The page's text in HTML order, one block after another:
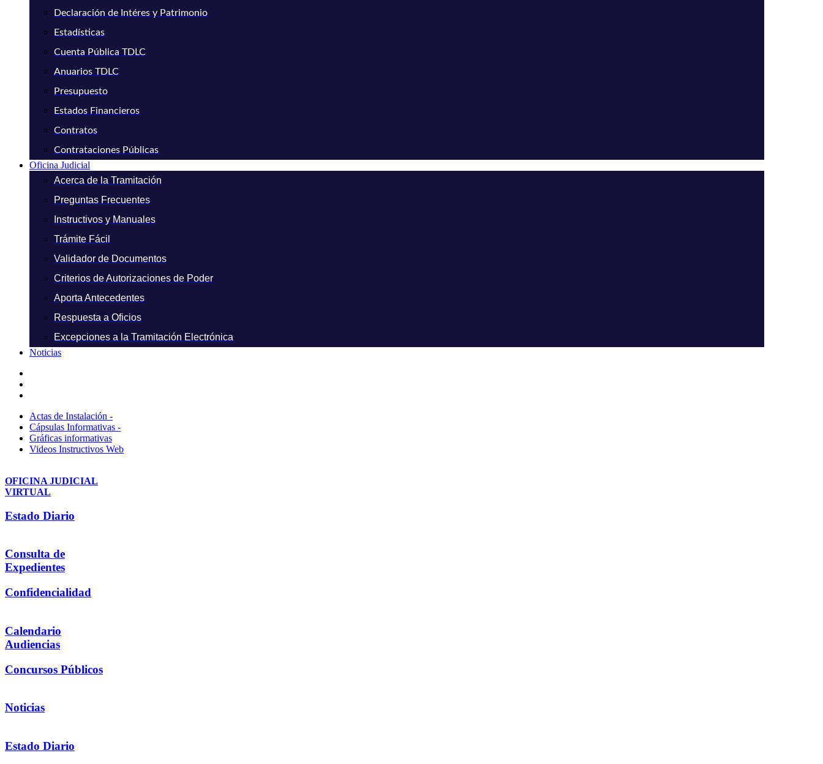
Declaración de Intéres y Patrimonio
Estadísticas
Cuenta Pública TDLC
Anuarios TDLC
Presupuesto
Estados Financieros
Contratos
Contrataciones Públicas
Oficina Judicial
Acerca de la Tramitación
Preguntas Frecuentes
Instructivos y Manuales
Trámite Fácil
Validador de Documentos
Criterios de Autorizaciones de Poder
Aporta Antecedentes
Respuesta a Oficios
Excepciones a la Tramitación Electrónica
Noticias
Actas de Instalación -
Cápsulas Informativas -
Gráficas informativas
Videos Instructivos Web
OFICINA JUDICIAL
VIRTUAL
Estado Diario
Consulta de
Expedientes
Confidencialidad
Calendario
Audiencias
Concursos Públicos
Noticias
Estado Diario